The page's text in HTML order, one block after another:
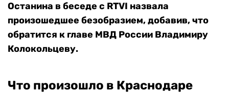
Останина в беседе с RTVI назвала
произошедшее безобразием, добавив, что
обратится к главе МВД России Владимиру
Колокольцеву.
Что произошло в Краснодаре